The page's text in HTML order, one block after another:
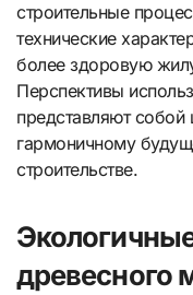
строительные
технические
более здоровую
Перспективы
представляют
гармоничному
строительстве.
древесного